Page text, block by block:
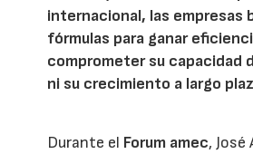
internacional, las empresas
fórmulas para ganar
comprometer su capacidad
ni su crecimiento a largo
Durante el Forum amec,